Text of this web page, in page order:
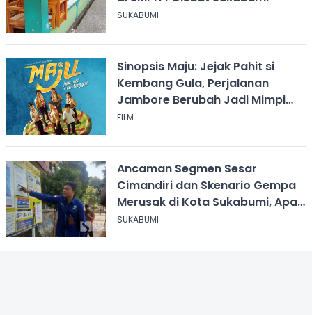
SUKABUMI
Sinopsis Maju: Jejak Pahit si
Kembang Gula, Perjalanan
Jambore Berubah Jadi Mimpi
Buruk
FILM
Ancaman Segmen Sesar
Cimandiri dan Skenario Gempa
Merusak di Kota Sukabumi, Apa
yang Harus Dilakukan?
SUKABUMI